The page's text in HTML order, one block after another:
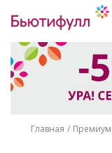
Главная